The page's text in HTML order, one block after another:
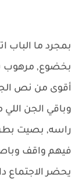
بمجرد ما الباب
بخضوع, مرهوب
أقوى من نص
وباقي الجن
راسه, بصيت
فيهم واقف
يحضر الاجتماع